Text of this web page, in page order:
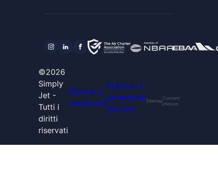
©2026
Simply
Jet -
Tutti i
diritti
riservati
Termini e
condizioni
Politica di
protezione
dei dati
Sitemap
Consent
choices